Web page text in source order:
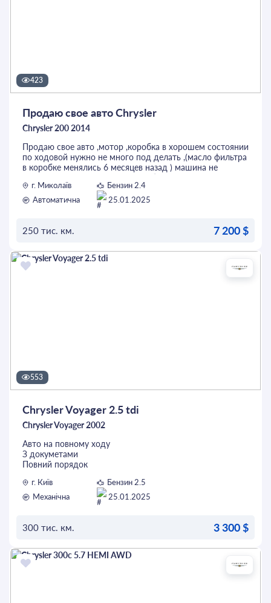
423
Продаю свое авто Chrysler
Chrysler 200 2014
Продаю свое авто ,мотор ,коробка в хорошем состоянии
по ходовой нужно не много под делать ,(масло фильтра
в коробке менялись 6 месяцев назад ) машина не
утопленник ,по всем вопросам обращайтесь по
телефону 06******83,готова к переоформлению
г. Миколаїв
Бензин 2.4
Автоматична
25.01.2025
250 тис. км. 7 200 $
ОСТАВИТЬ ЗАЯВКУ
553
Chrysler Voyager 2.5 tdi
Chrysler Voyager 2002
Авто на повному ходу
З докуметами
Повний порядок
Замінені розхідники
Всі деталі за телефоном
г. Київ
Бензин 2.5
Механічна
25.01.2025
300 тис. км. 3 300 $
ОСТАВИТЬ ЗАЯВКУ